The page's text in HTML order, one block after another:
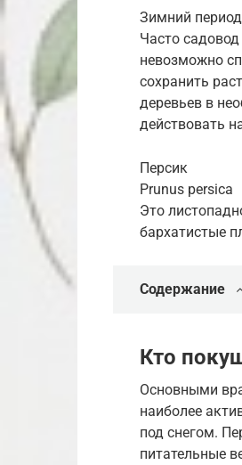
Зимний
Часто
невозможно
сохранить
деревьев в
действовать
Персик
Prunus persica
Это
бархатистые
Содержание
Кто
Основными
наиболее
под снегом.
питательные